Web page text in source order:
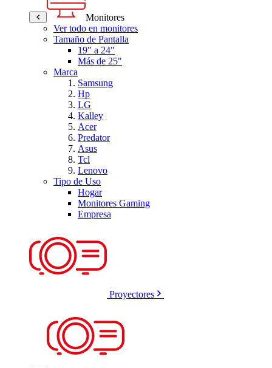
Monitores
Ver todo en monitores
Tamaño de Pantalla
19" a 24"
Más de 25"
Marca
Samsung
Hp
LG
Kalley
Acer
Predator
Asus
Tcl
Lenovo
Tipo de Uso
Hogar
Monitores Gaming
Empresa
Proyectores